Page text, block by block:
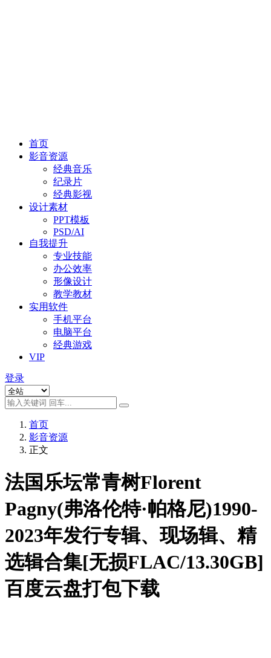
首页
影音资源
经典音乐
纪录片
经典影视
设计素材
PPT模板
PSD/AI
自我提升
专业技能
办公效率
形像设计
教学教材
实用软件
手机平台
电脑平台
经典游戏
VIP
登录
首页
影音资源
正文
法国乐坛常青树Florent
Pagny(弗洛伦特·帕格尼)1990-
2023年发行专辑、现场辑、精
选辑合集[无损FLAC/13.30GB]
百度云盘打包下载